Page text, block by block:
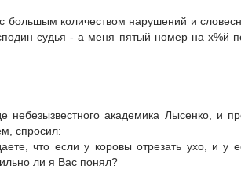
большым количеством нарушений и
судья - а меня пятый номер на х%й
небезызвестного академика Лысенко, и
спросил:
что если у коровы отрезать ухо, и у
ли я Вас понял?